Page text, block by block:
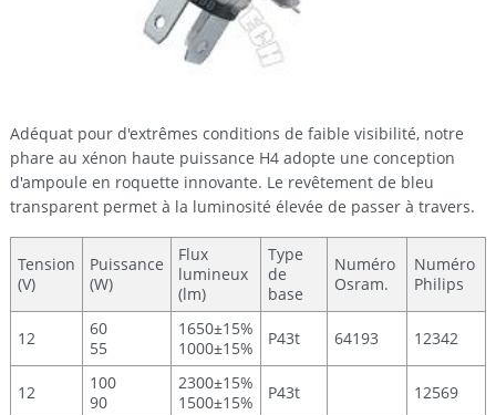
Adéquat pour d'extrêmes conditions de faible visibilité, notre
phare au xénon haute puissance H4 adopte une conception
d'ampoule en roquette innovante. Le revêtement de bleu
transparent permet à la luminosité élevée de passer à travers.
Tension
(V)
Puissance
(W)
Flux
lumineux
(lm)
Type
de
base
Numéro
Osram.
Numéro
Philips
12
60
55
1650±15%
1000±15%
P43t 64193 12342
12
100
90
2300±15%
1500±15%
P43t 12569